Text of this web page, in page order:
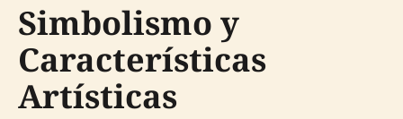
Simbolismo y
Características
Artísticas